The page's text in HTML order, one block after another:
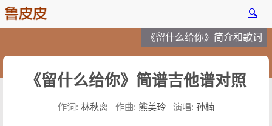
🔍
《留什么给你》简介和歌词
《留什么给你》简谱吉他谱对照
作词: 林秋离 作曲: 熊美玲 演唱: 孙楠